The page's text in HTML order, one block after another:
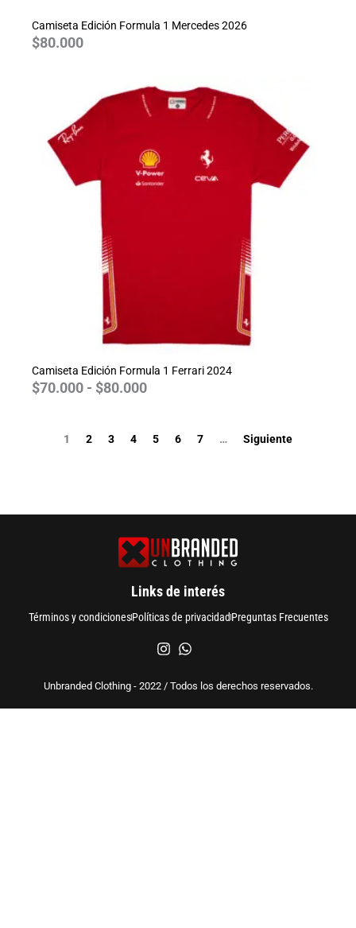
Camiseta Edición Formula 1 Mercedes 2026
$80.000
Camiseta Edición Formula 1 Ferrari 2024
$70.000 - $80.000
de
precios:
$70.000
hasta
$80.000
1 2 3 4 5 6 7 … Siguiente
Links de interés
Términos y condicionesPolíticas de privacidadPreguntas Frecuentes
Unbranded Clothing - 2022 / Todos los derechos reservados.